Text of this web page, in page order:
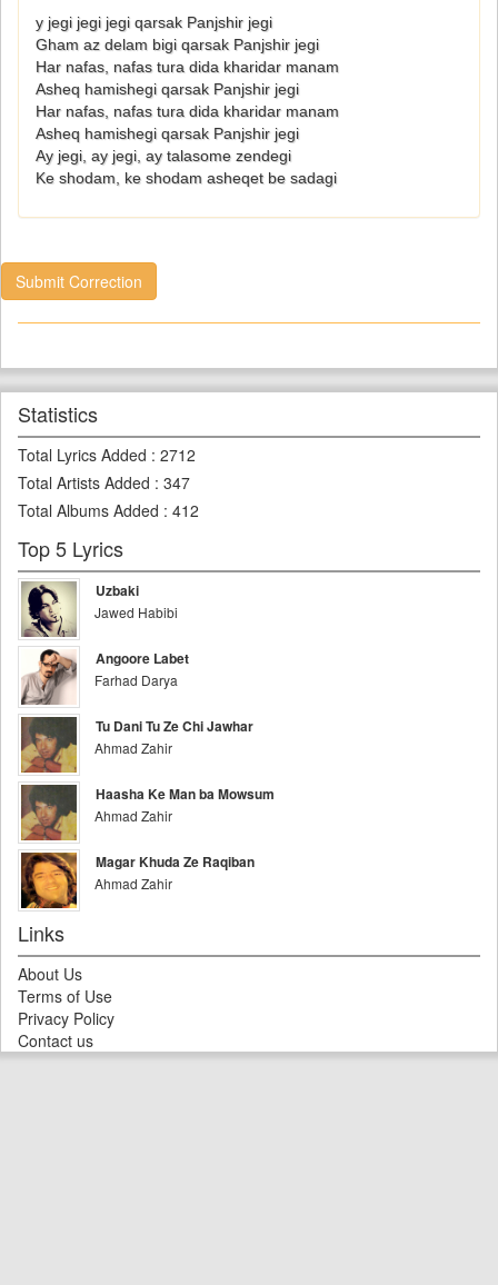
y jegi jegi jegi qarsak Panjshir jegi
Gham az delam bigi qarsak Panjshir jegi
Har nafas, nafas tura dida kharidar manam
Asheq hamishegi qarsak Panjshir jegi
Har nafas, nafas tura dida kharidar manam
Asheq hamishegi qarsak Panjshir jegi
Ay jegi, ay jegi, ay talasome zendegi
Ke shodam, ke shodam asheqet be sadagi
Submit Correction
Statistics
Total Lyrics Added : 2712
Total Artists Added : 347
Total Albums Added : 412
Top 5 Lyrics
Uzbaki
Jawed Habibi
Angoore Labet
Farhad Darya
Tu Dani Tu Ze Chi Jawhar
Ahmad Zahir
Haasha Ke Man ba Mowsum
Ahmad Zahir
Magar Khuda Ze Raqiban
Ahmad Zahir
Links
About Us
Terms of Use
Privacy Policy
Contact us